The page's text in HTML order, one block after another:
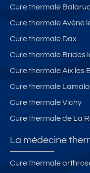
Cure thermale
Cure thermale Avène
Cure thermale Dax
Cure thermale Brides
Cure thermale Aix les
Cure thermale
Cure thermale Vichy
Cure thermale de La
La médecine
Cure thermale